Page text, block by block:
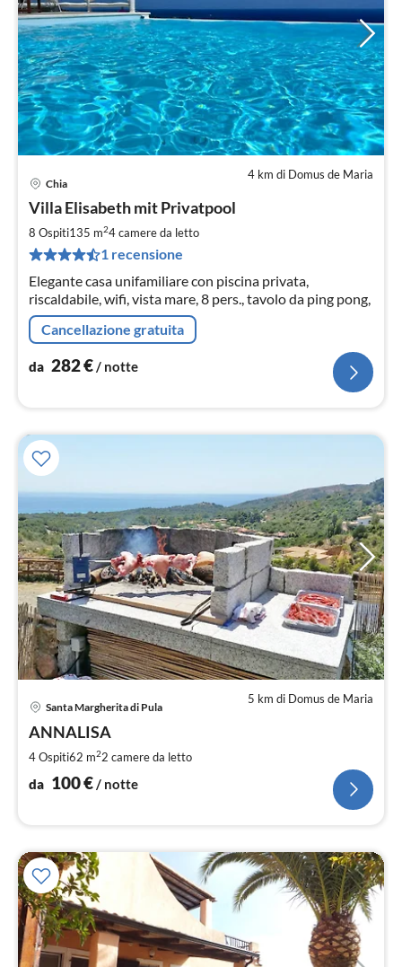
4 km di Domus de Maria
Chia
Villa Elisabeth mit Privatpool
8 Ospiti135 m24camere da letto
1 recensione
Elegante casa unifamiliare con piscina privata,
riscaldabile, wifi, vista mare, 8 pers., tavolo da ping pong,
Cancellazione gratuita
da 282€/ notte
5 km di Domus de Maria
Santa Margherita di Pula
ANNALISA
4 Ospiti62 m22 camere da letto
da 100€ / notte